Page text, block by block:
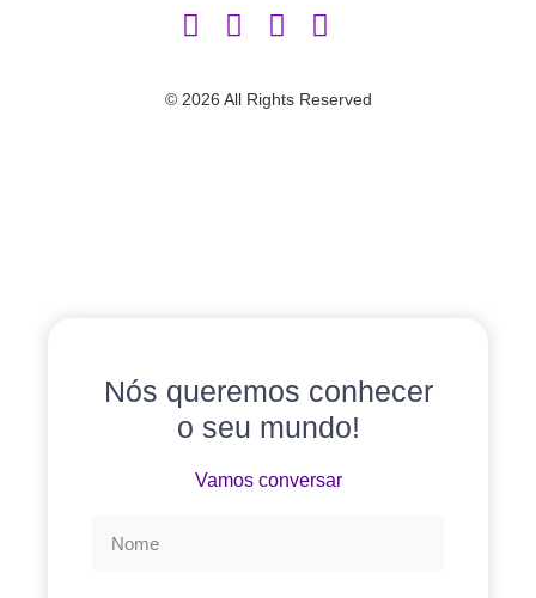
© 2026 All Rights Reserved
Nós queremos conhecer
o seu mundo!
Vamos conversar